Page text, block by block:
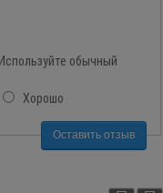
обычный
Хорошо
Оставить отзыв